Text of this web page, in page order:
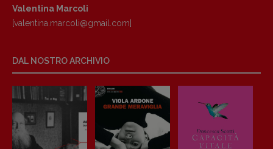
Valentina Marcoli
[valentina.marcoli@gmail. com]
DAL NOSTRO ARCHIVIO